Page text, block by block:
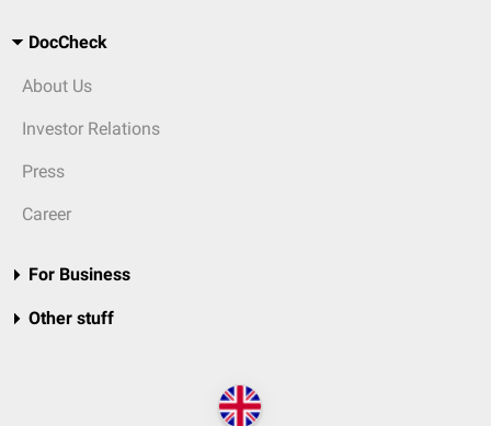
DocCheck
About Us
Investor Relations
Press
Career
For Business
Other stuff